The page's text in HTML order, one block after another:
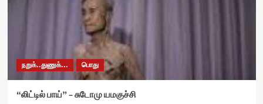
நறுக்..துணுக்... பொது
“லிட்டில் பாய்” – சுடோமு யமகுச்சி